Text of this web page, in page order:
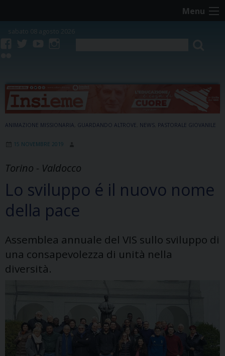
content
Menu
sabato 08 agosto 2026
ANIMAZIONE MISSIONARIA GUARDANDO ALTROVE NEWS PASTORALE GIOVANILE
15 NOVEMBRE 2019
Torino - Valdocco
Lo sviluppo é il nuovo nome
della pace
Assemblea annuale del VIS sullo sviluppo di
una consapevolezza di unità nella
diversità.